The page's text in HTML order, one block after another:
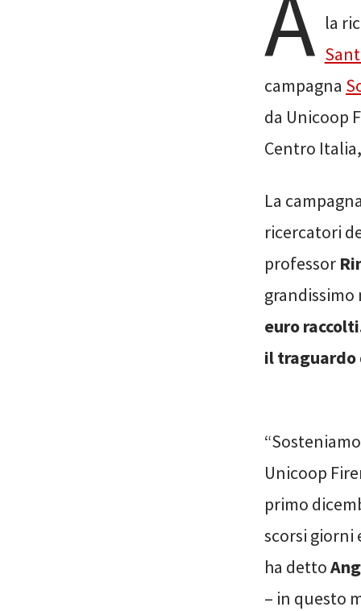
la
campagna
da Unicoop
Centro
La
ricercatori
professor
euro
il traguardo
Unicoop
primo
scorsi giorni
ha detto
– in questo